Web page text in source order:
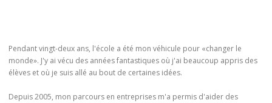
Pendant vingt-deux ans, l'école a été mon véhicule pour «changer le
monde». J'y ai vécu des années fantastiques où j'ai beaucoup appris des
élèves et où je suis allé au bout de certaines idées.
Depuis 2005, mon parcours en entreprises m'a permis d'aider des